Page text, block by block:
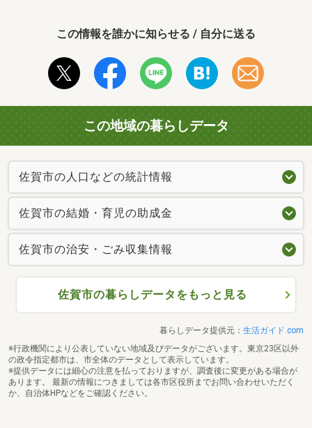
この情報を誰かに知らせる / 自分に送る
この地域の暮らしデータ
佐賀市の人口などの統計情報
佐賀市の結婚・育児の助成金
佐賀市の治安・ごみ収集情報
佐賀市の暮らしデータをもっと見る
暮らしデータ提供元： 生活ガイド.com
※行政機関により公表していない地域及びデータがございます。東京23区以外
の政令指定都市は、市全体のデータとして表示しています。
※提供データには細心の注意を払っておりますが、調査後に変更がある場合が
あります。 最新の情報につきましては各市区役所までお問い合わせいただく
か、自治体HPなどをご確認ください。